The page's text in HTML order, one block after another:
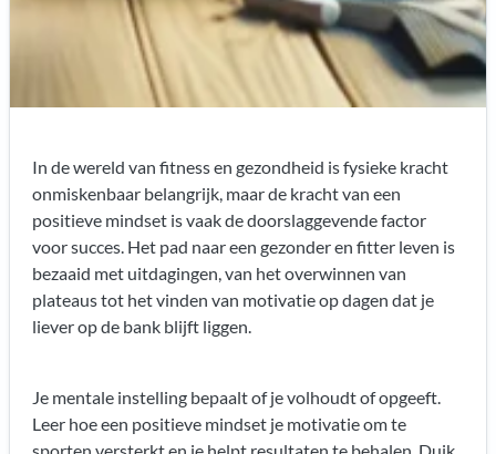
In de wereld van fitness en gezondheid is fysieke kracht
onmiskenbaar belangrijk, maar de kracht van een
positieve mindset is vaak de doorslaggevende factor
voor succes. Het pad naar een gezonder en fitter leven is
bezaaid met uitdagingen, van het overwinnen van
plateaus tot het vinden van motivatie op dagen dat je
liever op de bank blijft liggen.
Je mentale instelling bepaalt of je volhoudt of opgeeft.
Leer hoe een positieve mindset je motivatie om te